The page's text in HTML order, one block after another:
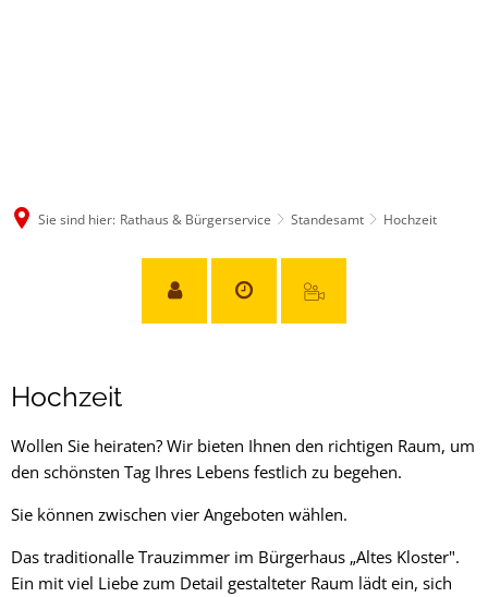
Sie sind hier: Rathaus & Bürgerservice Standesamt Hochzeit
Hochzeit
Hochzeit
Wollen Sie heiraten? Wir bieten Ihnen den richtigen Raum, um
den schönsten Tag Ihres Lebens festlich zu begehen.
Sie können zwischen vier Angeboten wählen.
Das traditionalle Trauzimmer im Bürgerhaus „Altes Kloster".
Ein mit viel Liebe zum Detail gestalteter Raum lädt ein, sich